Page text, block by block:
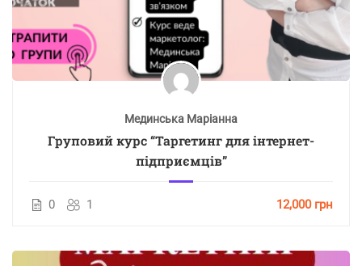
Мединська Маріанна
Груповий курс “Таргетинг для інтернет-
підприємців”
0 1 12,000 грн